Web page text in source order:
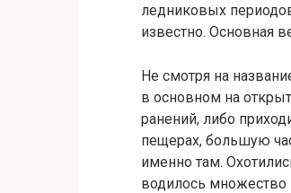
ледниковых
известно. Основная
Не смотря на
в основном на
ранений, либо
пещерах, большую
именно там.
водилось множество